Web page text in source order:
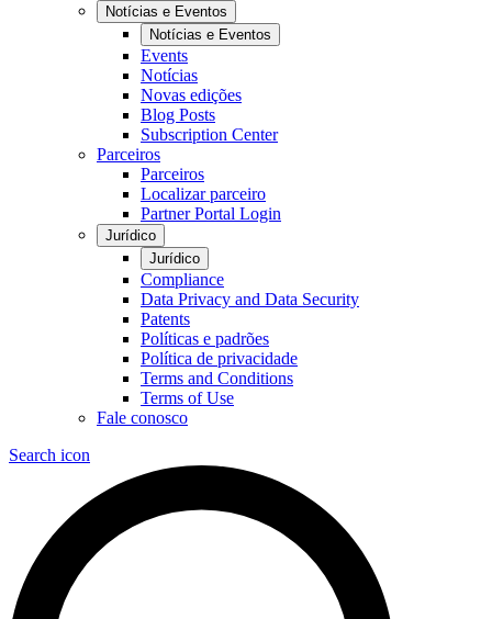
Notícias e Eventos
Notícias e Eventos
Events
Notícias
Novas edições
Blog Posts
Subscription Center
Parceiros
Parceiros
Localizar parceiro
Partner Portal Login
Jurídico
Jurídico
Compliance
Data Privacy and Data Security
Patents
Políticas e padrões
Política de privacidade
Terms and Conditions
Terms of Use
Fale conosco
Search icon